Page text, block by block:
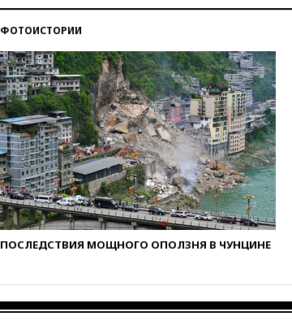
ФОТОИСТОРИИ
ПОСЛЕДСТВИЯ МОЩНОГО ОПОЛЗНЯ В ЧУНЦИНЕ